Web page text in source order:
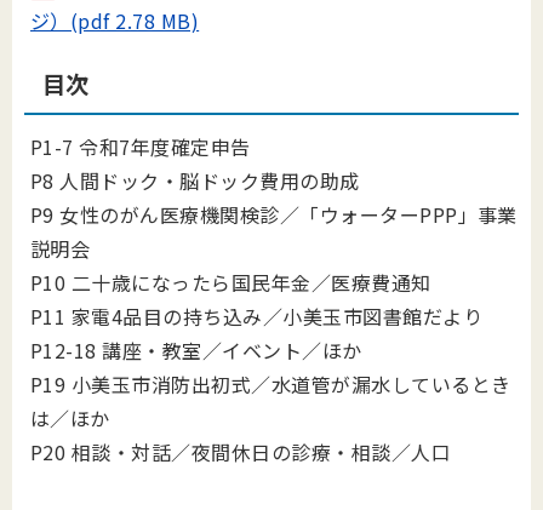
ジ）(pdf 2.78 MB)
目次
P1-7 令和7年度確定申告
P8 人間ドック・脳ドック費用の助成
P9 女性のがん医療機関検診／「ウォーターPPP」事業
説明会
P10 二十歳になったら国民年金／医療費通知
P11 家電4品目の持ち込み／小美玉市図書館だより
P12-18 講座・教室／イベント／ほか
P19 小美玉市消防出初式／水道管が漏水しているとき
は／ほか
P20 相談・対話／夜間休日の診療・相談／人口